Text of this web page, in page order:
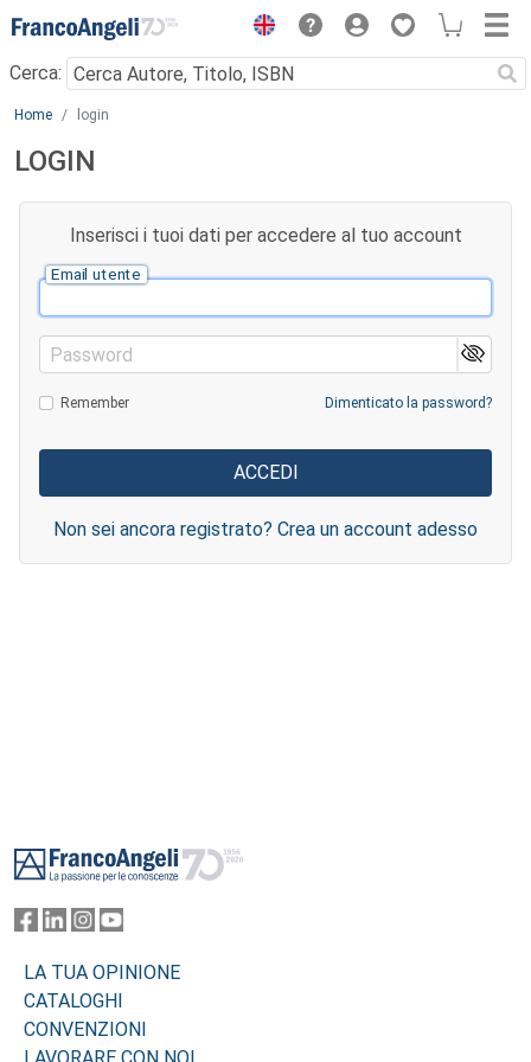
Menu
Cerca:
Main content
Home login
LOGIN
Inserisci i tuoi dati per accedere al tuo account
Email utente
Password
Remember Dimenticato la password?
Non sei ancora registrato? Crea un account adesso
LA TUA OPINIONE
CATALOGHI
CONVENZIONI